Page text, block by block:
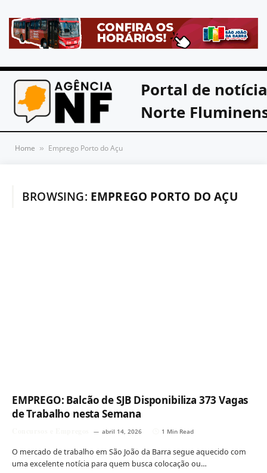
Portal de
Norte
Home » Emprego Porto do Açu
BROWSING: EMPREGO PORTO DO AÇU
EMPREGO: Balcão de SJB Disponibiliza 373 Vagas
de Trabalho nesta Semana
abril 14, 2026 1 Min Read
O mercado de trabalho em São João da Barra segue aquecido com
uma excelente notícia para quem busca colocação ou…